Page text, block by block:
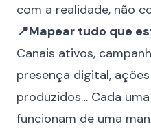
com a realidade, não
📍Mapear tudo que
Canais ativos,
presença digital,
produzidos… Cada
funcionam de uma